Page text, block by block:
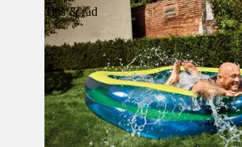
Tips & råd